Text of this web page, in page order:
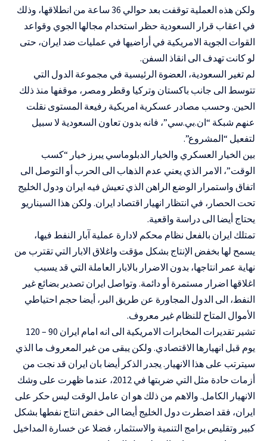
ولكن هذه العملية توقفت بعد حوالي 36 ساعة من انطلاقها، وذلك
في اعقاب قرار السعودية حظر استخدام مجالها الجوي وقواعد
القوات الجوية الامريكية في أراضيها في عمليات ضد ايران، حتى
لو كانت تهدف الى انقاذ السفن.
لم تغير السعودية، العضوة الرئيسية في مجموعة الدول التي
تتوسط الى جانب باكستان وتركيا وقطر ومصر، موقفها منذ ذلك
الحين. وحسب مصادر عسكرية امريكية رفيعة المستوى نقلت
عنهم شبكة “ان.بي.سي”، فانه بدون تعاون السعودية لا سبيل
لتفعيل “المشروع”.
بين الخيار العسكري والخيار الدبلوماسي يبرز خيار “كسب
الوقت”، الامر الذي يعني عدم الذهاب الى الحرب أو التوصل الى
اتفاق واستمرار الوضع الراهن الذي تعيش فيه ايران ودول الخليج
تحت الحصار، في انتظار انهيار اقتصاد ايران. ولكن هذا السيناريو
يحتاج أيضا الى دراسة واقعية.
تمتلك ايران بالفعل نظام محكم لادارة عملية آبار النفط فيها،
يسمح لها بخفض الإنتاج بشكل مؤقت واغلاق الابار التي تقترب من
نهاية عمر انتاجها، بدون الاضرار بالابار العاملة التي قد يسبب
اغلاقها اضرار مستمرة أو دائمة. وتواصل ايران تصدير بضائع غير
النفط، الى الدول المجاورة عن طريق البر، أيضا حجم احتياطي
الأموال المتاح للنظام غير معروف.
تشير تقديرات المخابرات الامريكية الى انه امام ايران 90 – 120
يوم قبل انهيارها الاقتصادي. ولكن يبقى من غير المعروف ما الذي
سيترتب على هذا الانهيار. يجدر الذكر أيضا بان ايران قد نجت من
أزمات حادة مثل التي ضربتها في 2012، عندما ظهرت على وشك
الانهيار الكامل. والاهم من ذلك هو ان عامل الوقت ليس حكر على
ايران، فقد اضطرت دول الخليج أيضا الى خفض انتاج نفطها بشكل
كبير وتقليص برامج التنمية والاستثمار، فضلا عن خسارة المداخيل